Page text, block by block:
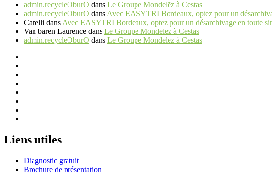
admin.recycleOburO dans Le Groupe Mondelēz à Cestas
admin.recycleOburO dans Avec EASYTRI Bordeaux, optez pour un
Carelli dans Avec EASYTRI Bordeaux, optez pour un désarchivage en toute
Van baren Laurence dans Le Groupe Mondelēz à Cestas
admin.recycleOburO dans Le Groupe Mondelēz à Cestas
Liens utiles
Diagnostic gratuit
Brochure de présentation